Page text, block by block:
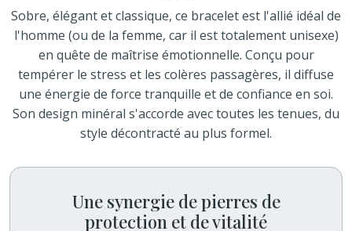
Sobre, élégant et classique, ce bracelet est l'allié idéal de
l'homme (ou de la femme, car il est totalement unisexe)
en quête de maîtrise émotionnelle. Conçu pour
tempérer le stress et les colères passagères, il diffuse
une énergie de force tranquille et de confiance en soi.
Son design minéral s'accorde avec toutes les tenues, du
style décontracté au plus formel.
Une synergie de pierres de
protection et de vitalité